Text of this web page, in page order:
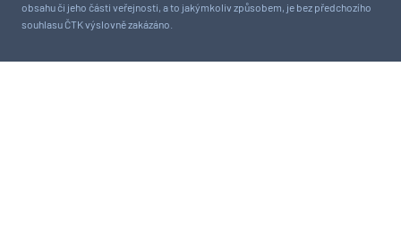
obsahu či jeho části veřejnosti, a to jakýmkoliv způsobem, je bez předchozího
souhlasu ČTK výslovně zakázáno.